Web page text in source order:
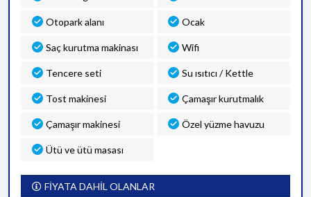
Otopark alanı Ocak
Saç kurutma makinası Wifi
Tencere seti Su ısıtıcı / Kettle
Tost makinesi Çamaşır kurutmalık
Çamaşır makinesi Özel yüzme havuzu
Ütü ve ütü masası
FİYATA DAHİL OLANLAR